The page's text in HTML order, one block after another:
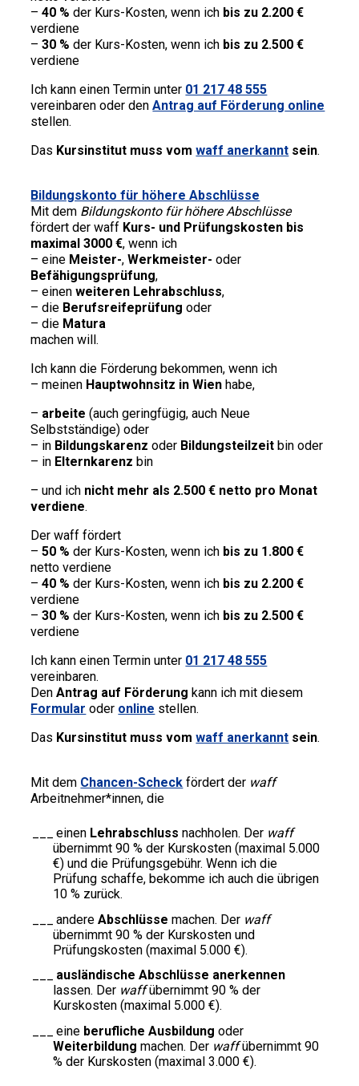
–40 % der Kurs-Kosten, wenn ich bis zu 2.200 €
verdiene
–30 % der Kurs-Kosten, wenn ich bis zu 2.500 €
verdiene
Ich kann einen Termin unter 01 217 48 555
vereinbaren oder denAntrag auf Förderung online
stellen.
Das Kursinstitut muss vomwaff anerkannt sein.
Bildungskonto für höhere Abschlüsse
Mit dem Bildungskonto für höhere Abschlüsse
fördert der waff Kurs- und Prüfungskosten bis
maximal 3000 €, wenn ich
– eine Meister-,Werkmeister- oder
Befähigungsprüfung,
– einenweiteren Lehrabschluss,
– die Berufsreifeprüfung oder
– die Matura
machen will.
Ich kann die Förderung bekommen, wenn ich
– meinen Hauptwohnsitz in Wien habe,
– arbeite (auch geringfügig, auch Neue
Selbstständige) oder
– in Bildungskarenz oder Bildungsteilzeit bin oder
– in Elternkarenz bin
– und ich nicht mehr als 2.500 € netto pro Monat
verdiene.
Der waff fördert
–50 % der Kurs-Kosten, wenn ich bis zu 1.800 €
netto verdiene
–40 % der Kurs-Kosten, wenn ich bis zu 2.200 €
verdiene
–30 % der Kurs-Kosten, wenn ich bis zu 2.500 €
verdiene
Ich kann einen Termin unter 01 217 48 555
vereinbaren.
DenAntrag auf Förderung kann ich mit diesem
Formular oder online stellen.
Das Kursinstitut muss vomwaff anerkannt sein.
Mit dem Chancen-Scheck fördert der waff
Arbeitnehmer*innen, die
einen Lehrabschluss nachholen. Der waff
übernimmt 90 % der Kurskosten (maximal 5.000
€) und die Prüfungsgebühr. Wenn ich die
Prüfung schaffe, bekomme ich auch die übrigen
10 % zurück.
andereAbschlüsse machen. Der waff
übernimmt 90 % der Kurskosten und
Prüfungskosten (maximal 5.000 €).
ausländische Abschlüsse anerkennen
lassen. Der waffübernimmt 90 % der
Kurskosten (maximal 5.000 €).
eine berufliche Ausbildung oder
Weiterbildung machen. Der waffübernimmt 90
% der Kurskosten (maximal 3.000 €).